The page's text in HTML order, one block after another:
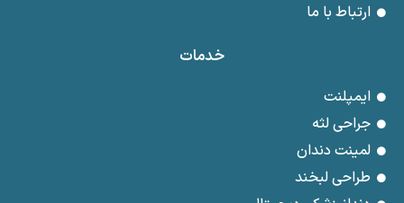
ارتباط با ما
خدمات
ایمپلنت
جراحی لثه
لمینت دندان
طراحی لبخند